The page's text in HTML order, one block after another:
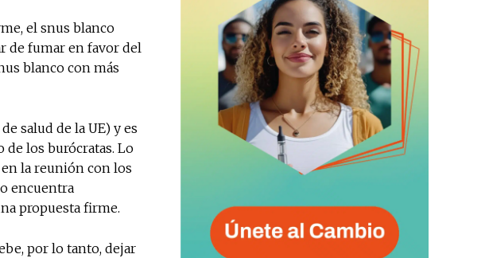
el snus blanco
de fumar en favor del
blanco con más
salud de la UE) y es
los burócratas. Lo
en la reunión con los
encuentra
propuesta firme.
por lo tanto, dejar